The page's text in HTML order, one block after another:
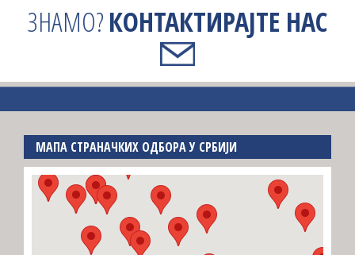
ЗНАМО?КОНТАКТИРАЈТЕ НАС
МАПА СТРАНАЧКИХ ОДБОРА У СРБИЈИ